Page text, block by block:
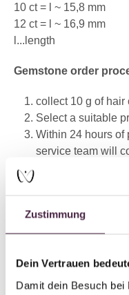
Zustimmung
Dein Vertrauen
Damit dein Besuch
10 ct = l ~ 15,8 mm
12 ct = l ~ 16,9 mm
l...length
Gemstone order
collect 10 g of hair
Select a suitable
Within 24 hours of
service team will
Send the
MEVISTO GmbH
Laizing 10
Austria